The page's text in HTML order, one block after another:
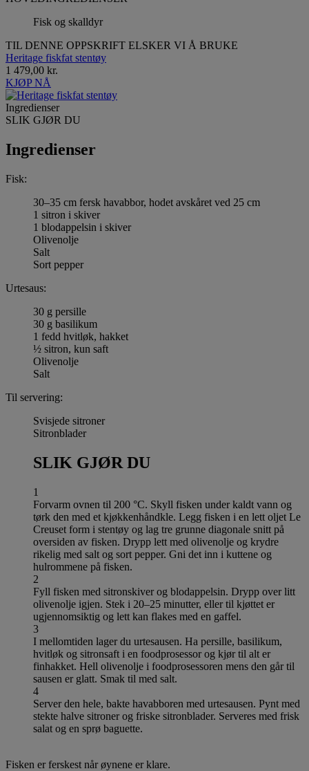
Fisk og skalldyr
TIL DENNE OPPSKRIFT ELSKER VI Å BRUKE
Heritage fiskfat stentøy
1 479,00 kr.
KJØP NÅ
Ingredienser
SLIK GJØR DU
Ingredienser
Fisk:
30–35 cm fersk havabbor, hodet avskåret ved 25 cm
1 sitron i skiver
1 blodappelsin i skiver
Olivenolje
Salt
Sort pepper
Urtesaus:
30 g persille
30 g basilikum
1 fedd hvitløk, hakket
½ sitron, kun saft
Olivenolje
Salt
Til servering:
Svisjede sitroner
Sitronblader
SLIK GJØR DU
1
Forvarm ovnen til 200 °C. Skyll fisken under kaldt vann og
tørk den med et kjøkkenhåndkle. Legg fisken i en lett oljet Le
Creuset form i stentøy og lag tre grunne diagonale snitt på
oversiden av fisken. Drypp lett med olivenolje og krydre
rikelig med salt og sort pepper. Gni det inn i kuttene og
hulrommene på fisken.
2
Fyll fisken med sitronskiver og blodappelsin. Drypp over litt
olivenolje igjen. Stek i 20–25 minutter, eller til kjøttet er
ugjennomsiktig og lett kan flakes med en gaffel.
3
I mellomtiden lager du urtesausen. Ha persille, basilikum,
hvitløk og sitronsaft i en foodprosessor og kjør til alt er
finhakket. Hell olivenolje i foodprosessoren mens den går til
sausen er glatt. Smak til med salt.
4
Server den hele, bakte havabboren med urtesausen. Pynt med
stekte halve sitroner og friske sitronblader. Serveres med frisk
salat og en sprø baguette.
Fisken er ferskest når øynene er klare.